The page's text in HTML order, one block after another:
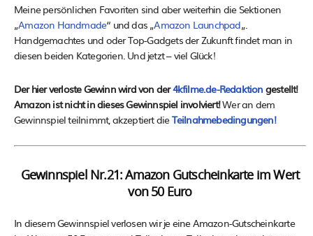
Meine persönlichen Favoriten sind aber weiterhin die Sektionen
„Amazon Handmade“ und das „Amazon Launchpad„.
Handgemachtes und oder Top-Gadgets der Zukunft findet man in
diesen beiden Kategorien. Und jetzt – viel Glück!
Der hier verloste Gewinn wird von der4kfilme.de-Redaktion gestellt!
Amazon ist nicht in dieses Gewinnspiel involviert!Wer an dem
Gewinnspiel teilnimmt, akzeptiert dieTeilnahmebedingungen!
Gewinnspiel Nr.21: Amazon Gutscheinkarte im Wert
von 50 Euro
In diesem Gewinnspiel verlosen wir je eine Amazon-Gutscheinkarte